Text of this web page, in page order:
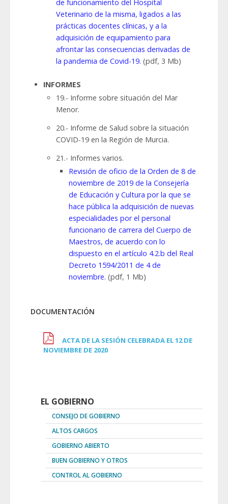
de funcionamiento del Hospital
Veterinario de la misma, ligados a las
prácticas docentes clínicas, y a la
adquisición de equipamiento para
afrontar las consecuencias derivadas de
la pandemia de Covid-19. (pdf, 3 Mb)
INFORMES
19.- Informe sobre situación del Mar
Menor.
20.- Informe de Salud sobre la situación
COVID-19 en la Región de Murcia.
21.- Informes varios.
Revisión de oficio de la Orden de 8 de
noviembre de 2019 de la Consejería
de Educación y Cultura por la que se
hace pública la adquisición de nuevas
especialidades por el personal
funcionario de carrera del Cuerpo de
Maestros, de acuerdo con lo
dispuesto en el artículo 4.2.b del Real
Decreto 1594/2011 de 4 de
noviembre. (pdf, 1 Mb)
DOCUMENTACIÓN
ACTA DE LA SESIÓN CELEBRADA EL 12 DE
NOVIEMBRE DE 2020
EL GOBIERNO
CONSEJO DE GOBIERNO
ALTOS CARGOS
GOBIERNO ABIERTO
BUEN GOBIERNO Y OTROS
CONTROL AL GOBIERNO